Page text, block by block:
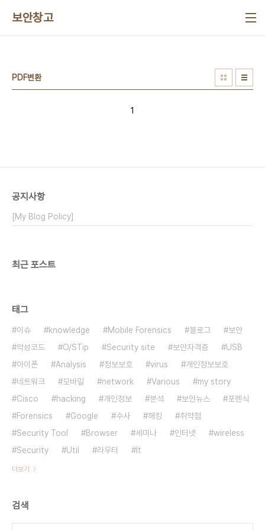
보안창고
PDF변환
1
공지사항
[My Blog Policy]
최근 포스트
태그
이슈 knowledge Mobile Forensics 블로그
보안
악성코드
O/STip Security site 보안자격증
USB
아이폰
Analysis 정보보호 virus
개인정보보호
네트워크
모바일 network Various
my story
Cisco
hacking 개인정보 분석 보안뉴스
포렌식
Forensics
Google 수사 해킹
취약점
Security Tool
Browser 세미나 인터넷
wireless
Security
Util 라우터 It
더보기
검색